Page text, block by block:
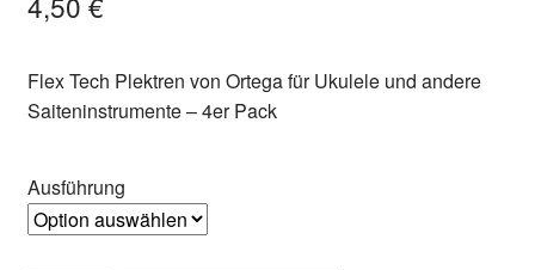
Flex Tech Plektren von Ortega für Ukulele und andere
Saiteninstrumente – 4er Pack
Ausführung